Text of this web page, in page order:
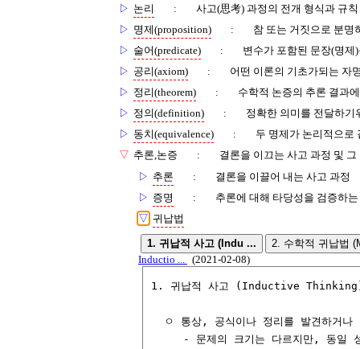
▷ 논리 :
사고(思考) 과정의 전개 형식과 규칙
▷ 명제(proposition) :
참 또는 거짓으로 분명
▷ 술어(predicate) :
변수가 포함된 문장(명제
▷ 공리(axiom) :
어떤 이론의 기초가되는 자
▷ 정리(theorem) :
수학적 논증의 추론 결과
▷ 정의(definition) :
정확한 의미를 전달하기
▷ 동치(equivalence) :
두 명제가 논리적으로
▽ 추론,논증 :
결론을 이끄는 사고 과정 및
▷ 추론 :
결론을 이끌어 내는 사고 과정
▷ 증명 :
추론에 대해 타당성을 검증하
▽ 귀납법
1. 귀납적 사고 (Indu ...
2. 수학적 귀납법
Inductio ...
(2021-02-08)
1. 귀납적 사고 (Inductive
ㅇ 통상, 공식이나 정리를 발견하거나
- 문제의 크기는 다르지만, 동일